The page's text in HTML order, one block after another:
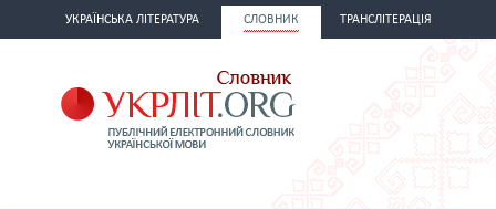
УКРАЇНСЬКА ЛІТЕРАТУРА СЛОВНИК ТРАНСЛІТЕРАЦІЯ